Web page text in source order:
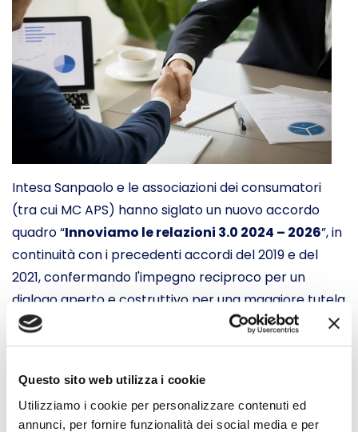
Questo sito web utilizza i cookie
Utilizziamo i cookie per personalizzare contenuti ed
annunci, per fornire funzionalità dei social media e per
Intesa Sanpaolo e le associazioni dei consumatori
(tra cui MC APS) hanno siglato un nuovo accordo
quadro “Innoviamo le relazioni 3.0 2024 – 2026”, in
continuità con i precedenti accordi del 2019 e del
2021, confermando l'impegno reciproco per un
dialogo aperto e costruttivo per una maggiore tutela
dei clienti.
accordo: la nuova area dedicata a “
scenari economico-sociali”, al fine di valutare i